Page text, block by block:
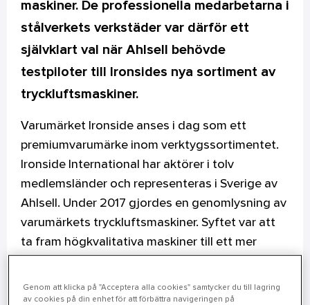
maskiner. De professionella medarbetarna i
stålverkets verkstäder var därför ett
självklart val när Ahlsell behövde
testpiloter till Ironsides nya sortiment av
tryckluftsmaskiner.
Varumärket Ironside anses i dag som ett
premiumvarumärke inom verktygssortimentet.
Ironside International har aktörer i tolv
medlemsländer och representeras i Sverige av
Ahlsell. Under 2017 gjordes en genomlysning av
varumärkets tryckluftsmaskiner. Syftet var att
ta fram högkvalitativa maskiner till ett mer
maskiner från andra varumärken.
Genom att klicka på "Acceptera alla cookies" samtycker du till lagring
av cookies på din enhet för att förbättra navigeringen på